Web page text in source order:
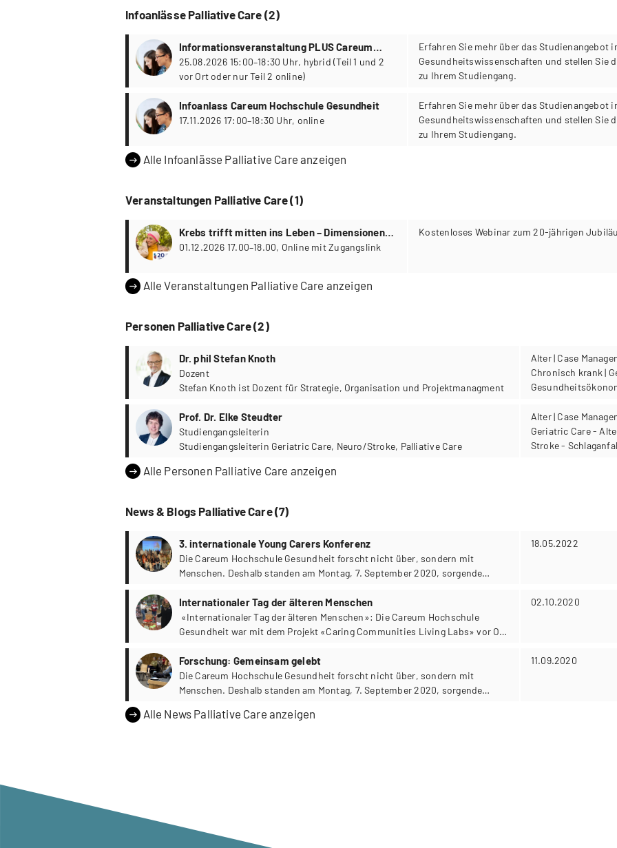
Infoanlässe Palliative Care (2)
Informationsveranstaltung PLUS Careum
Hochschule Gesundheit
25.08.2026 15:00–18:30 Uhr, hybrid (Teil 1 und 2
vor Ort oder nur Teil 2 online)
Erfahren Sie mehr über das Studienangebot
Gesundheitswissenschaften und stellen Sie
zu Ihrem Studiengang.
Infoanlass Careum Hochschule Gesundheit
17.11.2026 17:00–18:30 Uhr, online
Erfahren Sie mehr über das Studienangebot
Gesundheitswissenschaften und stellen Sie
zu Ihrem Studiengang.
Alle Infoanlässe Palliative Care anzeigen
Veranstaltungen Palliative Care (1)
Krebs trifft mitten ins Leben – Dimensionen
der Begleitung von Menschen mit Krebs
01.12.2026 17.00–18.00, Online mit Zugangslink
Kostenloses Webinar zum 20-jährigen
Alle Veranstaltungen Palliative Care anzeigen
Personen Palliative Care (2)
Dr. phil Stefan Knoth
Dozent
Stefan Knoth ist Dozent für Strategie, Organisation und Projektmanagment
Alter | Case
Chronisch krank |
Prof. Dr. Elke Steudter
Studiengangsleiterin
Studiengangsleiterin Geriatric Care, Neuro/Stroke, Palliative Care
Alter | Case
Geriatric Care -
Stroke -
Alle Personen Palliative Care anzeigen
News & Blogs Palliative Care (7)
3. internationale Young Carers Konferenz
Die Careum Hochschule Gesundheit forscht nicht über, sondern mit
Menschen. Deshalb standen am Montag, 7. September 2020, sorgende
Gesundheitsforschung» war, die verschiedenen Formen partizipatorischer
Forschung kennenzulernen.
18.05.2022
Internationaler Tag der älteren Menschen
«Internationaler Tag der älteren Menschen»: Die Careum Hochschule
Gesundheit war mit dem Projekt «Caring Communities Living Labs» vor Ort
02.10.2020
Forschung: Gemeinsam gelebt
Die Careum Hochschule Gesundheit forscht nicht über, sondern mit
Menschen. Deshalb standen am Montag, 7. September 2020, sorgende
Gesundheitsforschung» war, die verschiedenen Formen partizipatorischer
11.09.2020
Alle News Palliative Care anzeigen